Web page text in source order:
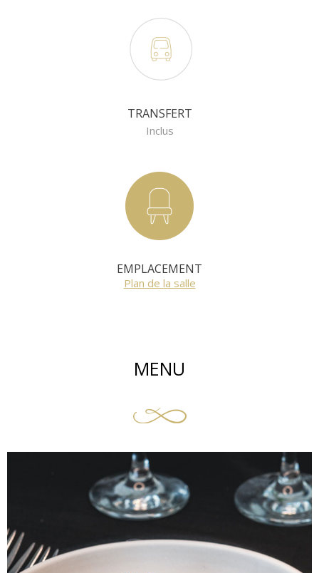
TRANSFERT
Inclus
EMPLACEMENT
Plan de la salle
MENU